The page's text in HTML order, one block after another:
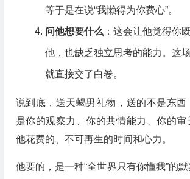
等于是在说“我懒得为你费心”。
问他想要什么 ：这会让他觉得你
他，也缺乏独立思考的能力。这
就直接交了白卷。
说到底，送天蝎男礼物，送的不是东西
是你的观察力、你的共情能力、你的审
他花费的、不可再生的时间和心力。
他要的，是一种“全世界只有你懂我”的